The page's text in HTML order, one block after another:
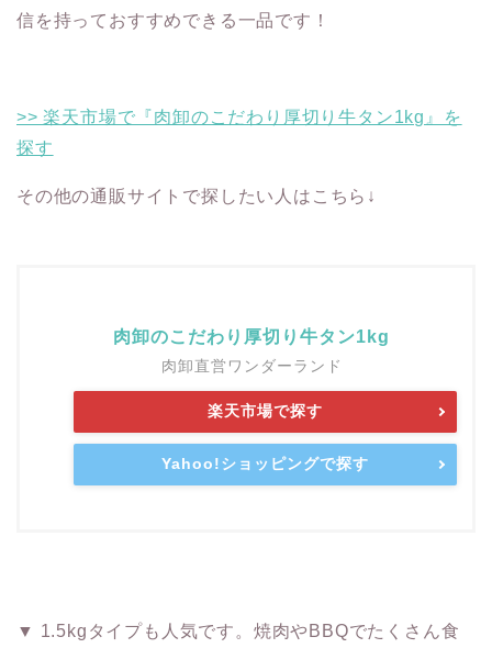
信を持っておすすめできる一品です！
>> 楽天市場で『肉卸のこだわり厚切り牛タン1kg』を
探す
その他の通販サイトで探したい人はこちら↓
肉卸のこだわり厚切り牛タン1kg
肉卸直営ワンダーランド
楽天市場で探す
Yahoo!ショッピングで探す
▼ 1.5kgタイプも人気です。焼肉やBBQでたくさん食